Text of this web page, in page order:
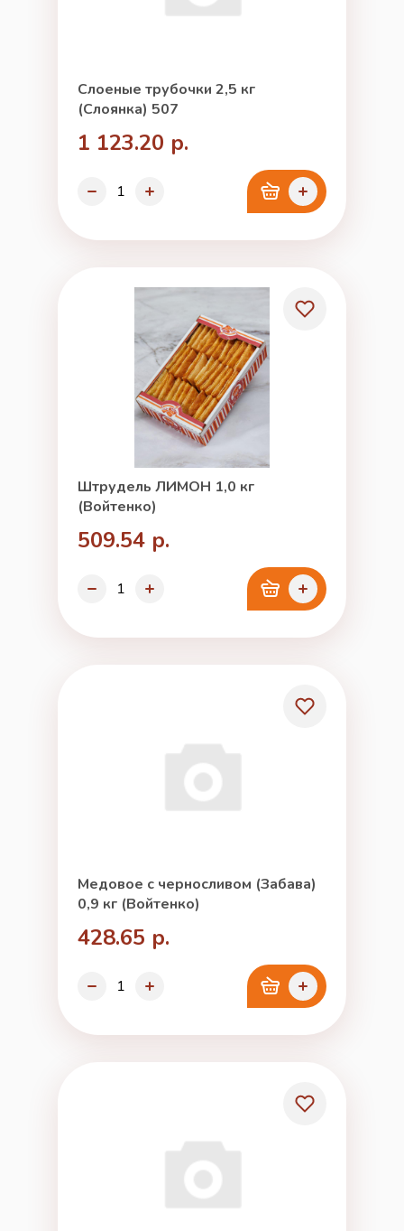
Слоеные трубочки 2,5 кг
(Слоянка) 507
1 123.20 р.
Штрудель ЛИМОН 1,0 кг
(Войтенко)
509.54 р.
Медовое с черносливом (Забава)
0,9 кг (Войтенко)
428.65 р.